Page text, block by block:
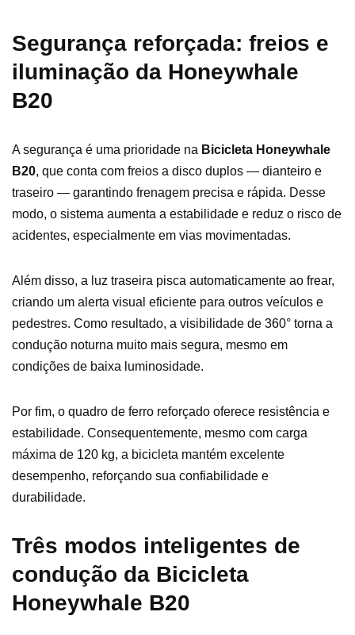
Segurança reforçada: freios e
iluminação da Honeywhale
B20
A segurança é uma prioridade na Bicicleta Honeywhale
B20, que conta com freios a disco duplos — dianteiro e
traseiro — garantindo frenagem precisa e rápida. Desse
modo, o sistema aumenta a estabilidade e reduz o risco de
acidentes, especialmente em vias movimentadas.
Além disso, a luz traseira pisca automaticamente ao frear,
criando um alerta visual eficiente para outros veículos e
pedestres. Como resultado, a visibilidade de 360° torna a
condução noturna muito mais segura, mesmo em
condições de baixa luminosidade.
Por fim, o quadro de ferro reforçado oferece resistência e
estabilidade. Consequentemente, mesmo com carga
máxima de 120 kg, a bicicleta mantém excelente
desempenho, reforçando sua confiabilidade e
durabilidade.
Três modos inteligentes de
condução da Bicicleta
Honeywhale B20